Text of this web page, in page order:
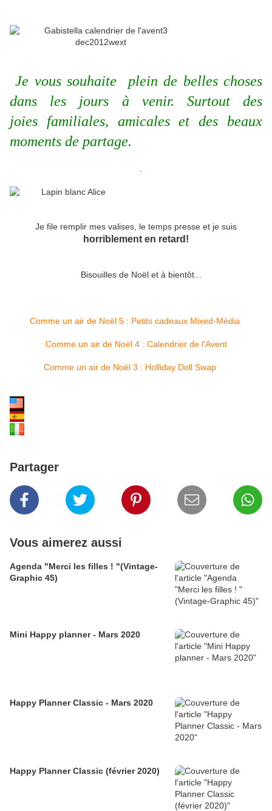
Je vous souhaite plein de belles choses
dans les jours à venir. Surtout des
joies familiales, amicales et des beaux
moments de partage.
Je file remplir mes valises, le temps presse et je suis
horriblement en retard!
Bisouilles de Noël et à bientôt...
Comme un air de Noël 5 : Petits cadeaux Mixed-Média
Comme un air de Noël 4 : Calendrier de l'Avent
Comme un air de Noël 3 : Holliday Doll Swap
Partager
Vous aimerez aussi
Agenda "Merci les filles ! "(Vintage-
Graphic 45)
Mini Happy planner - Mars 2020
Happy Planner Classic - Mars 2020
Happy Planner Classic (février 2020)